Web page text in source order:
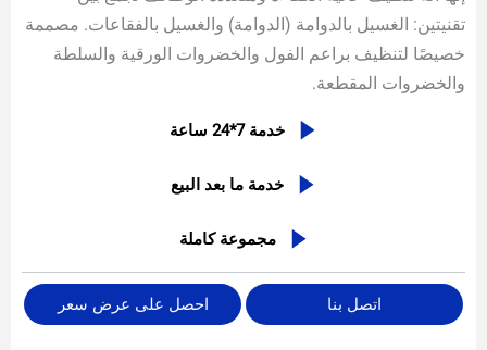
تقنيتين: الغسيل بالدوامة (الدوامة) والغسيل بالفقاعات. مصممة
خصيصًا لتنظيف براعم الفول والخضروات الورقية والسلطة
والخضروات المقطعة.
 خدمة 7*24 ساعة
 خدمة ما بعد البيع
 مجموعة كاملة
اتصل بنا احصل على عرض سعر